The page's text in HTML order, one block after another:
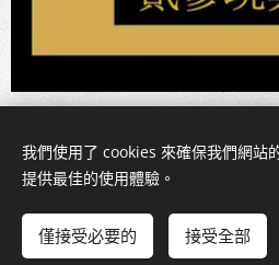
新增到購
Cookies
我們使用了 cookies 來確保我們網站
提供最佳的使用體驗。
僅接受必要的 接受全部